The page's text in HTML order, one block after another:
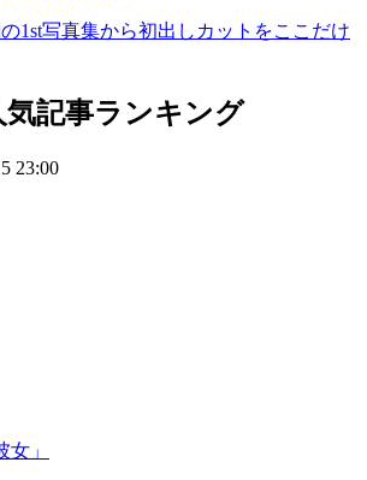
1st写真集から初出しカットをここだけ
記事ランキング
23:00
」